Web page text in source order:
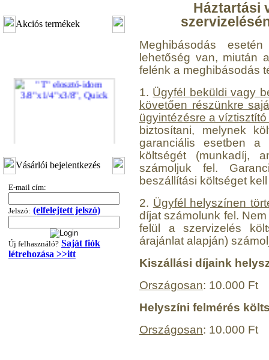
Akciós termékek
3/8"x1/4"x3/8", Quick
360,-Ft
---------
Vásárlói bejelentkezés
E-mail cím:
Jelszó: (elfelejtett jelszó)
Új felhasználó? Saját fiók
létrehozása >>itt
Háztartási
Meghibásodás
lehetőség van, miután
felénk a meghibásodás
1. Ügyfél beküldi vagy
követően részünkre
ügyintézésre a
biztosítani, melynek
garanciális esetben
költségét (munkadíj,
számoljuk fel.
beszállítási költséget
2. Ügyfél helyszínen
díjat számolunk fel.
felül a szervizelés
árajánlat alapján)
Kiszállási díjaink
Országosan: 10.000 Ft
Helyszíni felmérés
Országosan: 10.000 Ft